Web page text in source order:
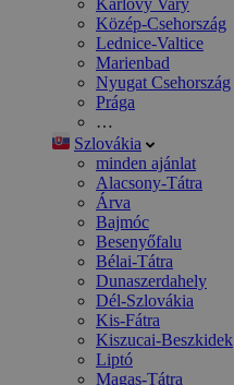
Karlovy Vary
Közép-Csehország
Lednice-Valtice
Marienbad
Nyugat Csehország
Prága
…
Szlovákia
minden ajánlat
Alacsony-Tátra
Árva
Bajmóc
Besenyőfalu
Bélai-Tátra
Dunaszerdahely
Dél-Szlovákia
Kis-Fátra
Kiszucai-Beszkidek
Liptó
Magas-Tátra